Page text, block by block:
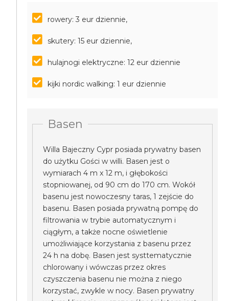
rowery: 3 eur dziennie,
skutery: 15 eur dziennie,
hulajnogi elektryczne: 12 eur dziennie
kijki nordic walking: 1 eur dziennie
Basen
Willa Bajeczny Cypr posiada prywatny basen
do użytku Gości w willi. Basen jest o
wymiarach 4 m x 12 m, i głębokości
stopniowanej, od 90 cm do 170 cm. Wokół
basenu jest nowoczesny taras, 1 zejście do
basenu. Basen posiada prywatną pompę do
filtrowania w trybie automatycznym i
ciągłym, a także nocne oświetlenie
umożliwiające korzystania z basenu przez
24 h na dobę. Basen jest systtematycznie
chlorowany i wówczas przez okres
czyszczenia basenu nie można z niego
korzystać, zwykle w nocy. Basen prywatny